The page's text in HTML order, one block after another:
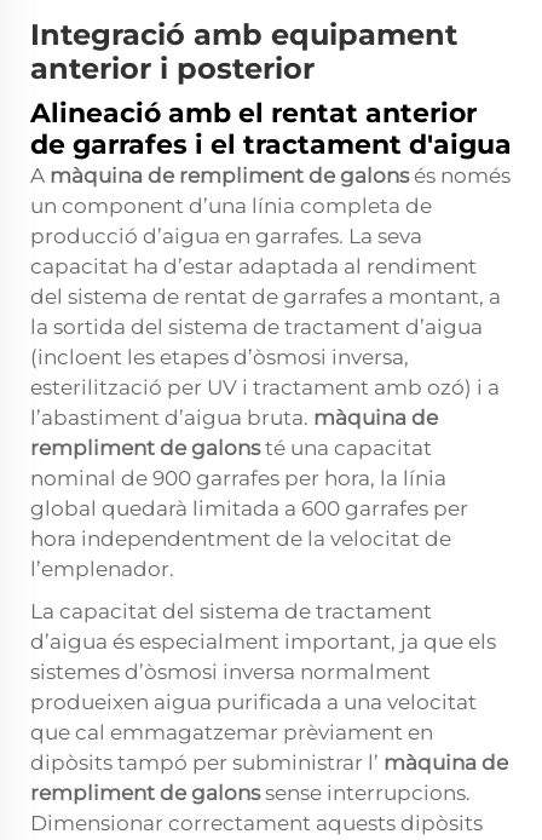
Integració amb equipament
anterior i posterior
Alineació amb el rentat anterior
de garrafes i el tractament d'aigua
A màquina de rempliment de galonsés només
un component d’una línia completa de
producció d’aigua en garrafes. La seva
capacitat ha d’estar adaptada al rendiment
del sistema de rentat de garrafes a montant, a
la sortida del sistema de tractament d’aigua
(incloent les etapes d’òsmosi inversa,
esterilització per UV i tractament amb ozó) i a
l’abastiment d’aigua bruta. màquina de
rempliment de galonsté una capacitat
nominal de 900 garrafes per hora, la línia
global quedarà limitada a 600 garrafes per
hora independentment de la velocitat de
l’emplenador.
La capacitat del sistema de tractament
d’aigua és especialment important, ja que els
sistemes d’òsmosi inversa normalment
produeixen aigua purificada a una velocitat
que cal emmagatzemar prèviament en
dipòsits tampó per subministrar l’ màquina de
rempliment de galonssense interrupcions.
Dimensionar correctament aquests dipòsits